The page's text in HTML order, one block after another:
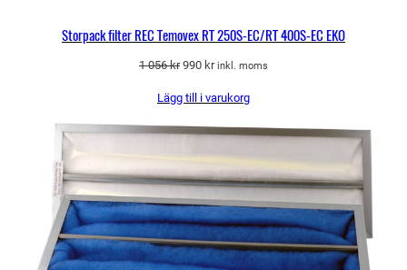
Storpack filter REC Temovex RT 250S-EC/RT 400S-EC EKO
1 056kr Det
priset
1
056 kr.
990 krDet
priset
990 kr.
inkl. moms
Lägg till i varukorg